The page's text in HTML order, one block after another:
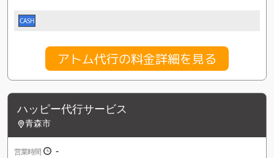
CASH
アトム代行の料金詳細を見る
ハッピー代行サービス
青森市
営業時間
-